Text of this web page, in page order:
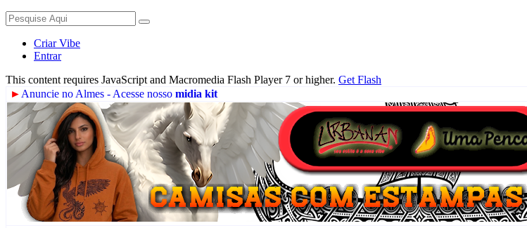
Criar Vibe
Entrar
This content requires JavaScript and Macromedia Flash Player 7 or higher. Get Flash
► Anuncie no Almes - Acesse nosso midia kit